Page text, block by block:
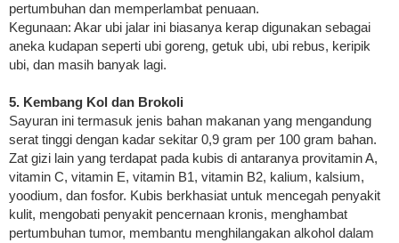
pertumbuhan dan memperlambat penuaan.
Kegunaan: Akar ubi jalar ini biasanya kerap digunakan sebagai
aneka kudapan seperti ubi goreng, getuk ubi, ubi rebus, keripik
ubi, dan masih banyak lagi.
5. Kembang Kol dan Brokoli
Sayuran ini termasuk jenis bahan makanan yang mengandung
serat tinggi dengan kadar sekitar 0,9 gram per 100 gram bahan.
Zat gizi lain yang terdapat pada kubis di antaranya provitamin A,
vitamin C, vitamin E, vitamin B1, vitamin B2, kalium, kalsium,
yoodium, dan fosfor. Kubis berkhasiat untuk mencegah penyakit
kulit, mengobati penyakit pencernaan kronis, menghambat
pertumbuhan tumor, membantu menghilangakan alkohol dalam